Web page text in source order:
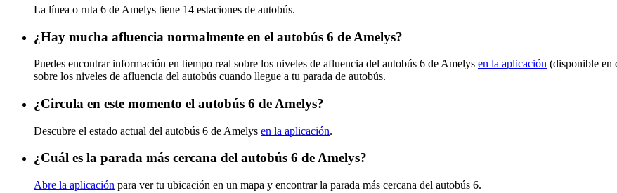
La línea o ruta 6 de Amelys tiene 14 estaciones de autobús.
¿Hay mucha afluencia normalmente en el autobús 6 de Amelys?
Puedes encontrar información en tiempo real sobre los niveles de afluencia del autobús 6 de Amelys en la aplicación (disponible en
sobre los niveles de afluencia del autobús cuando llegue a tu parada de autobús.
¿Circula en este momento el autobús 6 de Amelys?
Descubre el estado actual del autobús 6 de Amelys en la aplicación.
¿Cuál es la parada más cercana del autobús 6 de Amelys?
Abre la aplicación para ver tu ubicación en un mapa y encontrar la parada más cercana del autobús 6.